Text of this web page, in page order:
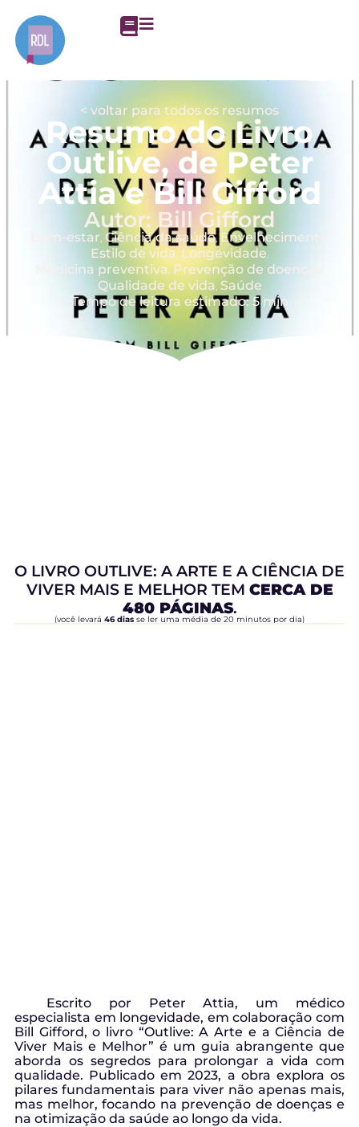
< voltar para todos os resumos
Resumo do Livro
Outlive, de Peter
Attia e Bill Gifford
Autor: Bill Gifford
Bem-estar, Ciência da saúde, Envelhecimento
Estilo de vida, Longevidade,
Medicina preventiva, Prevenção de doenças
Qualidade de vida, Saúde
Tempo de leitura estimado: 5 min
O LIVRO OUTLIVE: A ARTE E A CIÊNCIA DE
VIVER MAIS E MELHOR TEM CERCA DE
480 PÁGINAS.
(você levará 46 dias se ler uma média de 20 minutos por dia)
Escrito por Peter Attia, um médico
especialista em longevidade, em colaboração com
Bill Gifford, o livro “Outlive: A Arte e a Ciência de
Viver Mais e Melhor” é um guia abrangente que
aborda os segredos para prolongar a vida com
qualidade. Publicado em 2023, a obra explora os
pilares fundamentais para viver não apenas mais,
mas melhor, focando na prevenção de doenças e
na otimização da saúde ao longo da vida.